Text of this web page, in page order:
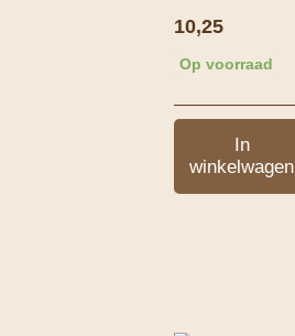
10,25
Op voorraad
In
winkelwagen